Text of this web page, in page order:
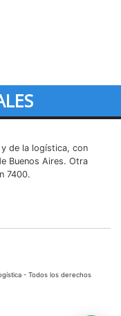
de la logística, con
Buenos Aires. Otra
7400.
- Todos los derechos